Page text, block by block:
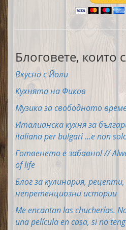
Блоговете, които
Вкусно с Йоли
Кухнята на Фиков
Музика за свободното
Италианска кухня за
italiana per bulgari ...e non
Готвенето е забавно! //
of life
Блог за кулинария,
непретенциозни истории
Me encantan las chucherías.
una película en casa, si no